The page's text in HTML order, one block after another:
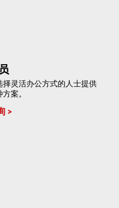
择灵活办公方式的人士提供
方案。